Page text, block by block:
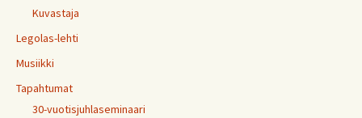
Kuvastaja
Legolas-lehti
Musiikki
Tapahtumat
30-vuotisjuhlaseminaari